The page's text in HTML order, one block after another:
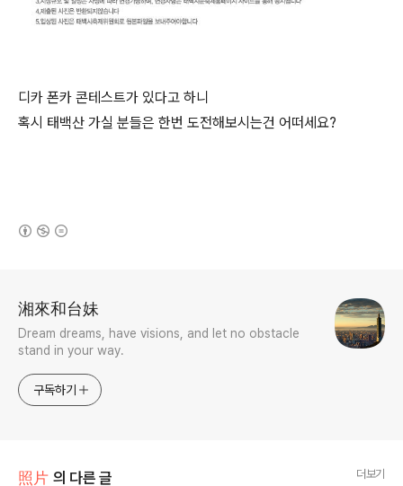
디카 폰카 콘테스트가 있다고 하니
혹시 태백산 가실 분들은 한번 도전해보시는건 어떠세요?
湘來和台妹
Dream dreams, have visions, and let no obstacle
stand in your way.
구독하기
照片 의 다른 글 더보기